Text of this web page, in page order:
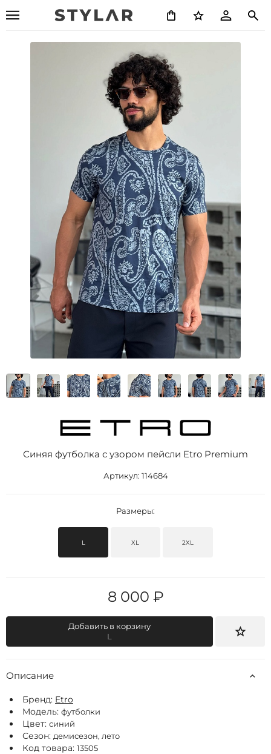
Синяя футболка с узором пейсли Etro Premium
Артикул: 114684
Размеры:
L XL 2XL
8 000 ₽
Добавить в корзину
L
Описание
Бренд: Etro
Модель: футболки
Цвет: синий
Сезон: демисезон, лето
Код товара: 13505